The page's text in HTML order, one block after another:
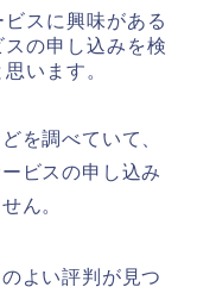
スに興味がある
の申し込みを検
います。
を調べていて、
ビスの申し込み
ん。
よい評判が見つ